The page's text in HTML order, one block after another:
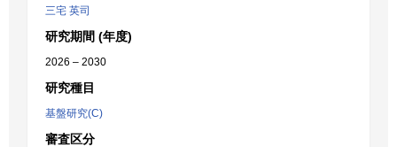
三宅 英司
研究期間 (年度)
2026 – 2030
研究種目
基盤研究(C)
審査区分